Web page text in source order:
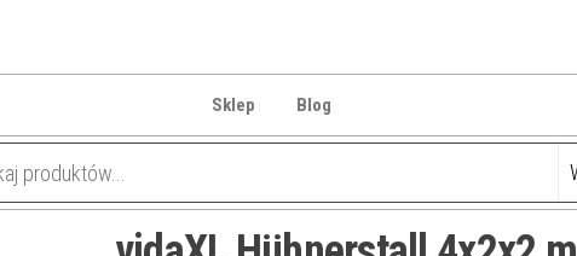
Sklep Blog